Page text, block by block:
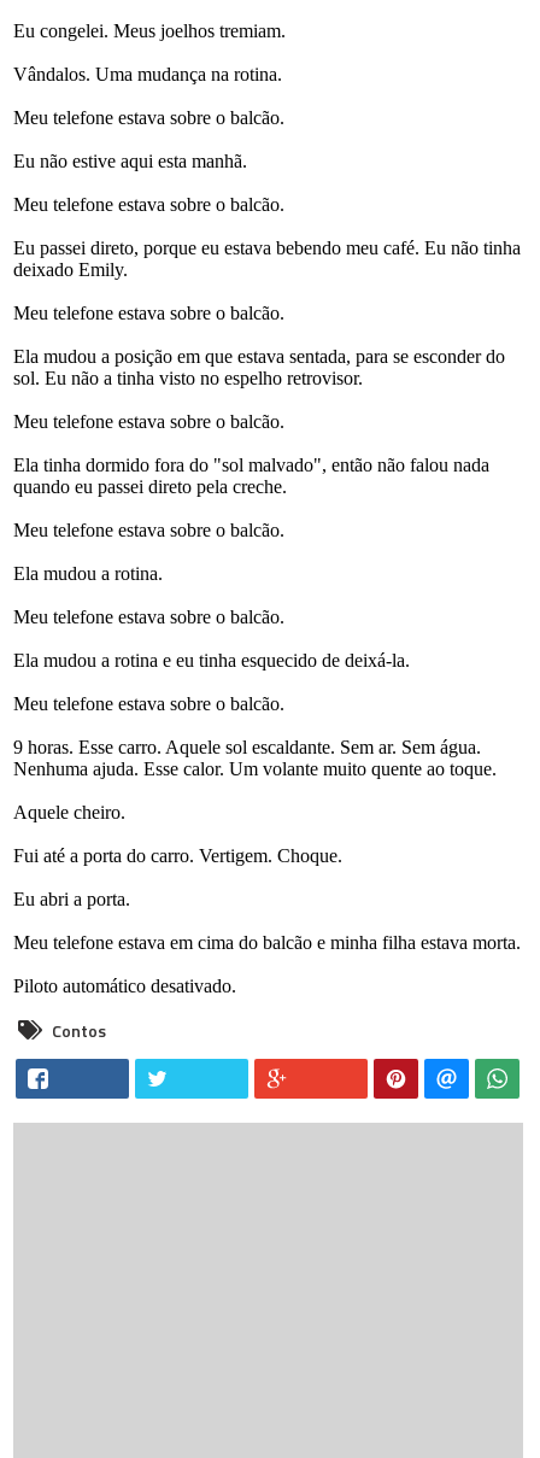
Eu congelei. Meus joelhos tremiam.
Vândalos. Uma mudança na rotina.
Meu telefone estava sobre o balcão.
Eu não estive aqui esta manhã.
Meu telefone estava sobre o balcão.
Eu passei direto, porque eu estava bebendo meu café. Eu não tinha
deixado Emily.
Meu telefone estava sobre o balcão.
Ela mudou a posição em que estava sentada, para se esconder do
sol. Eu não a tinha visto no espelho retrovisor.
Meu telefone estava sobre o balcão.
Ela tinha dormido fora do "sol malvado", então não falou nada
quando eu passei direto pela creche.
Meu telefone estava sobre o balcão.
Ela mudou a rotina.
Meu telefone estava sobre o balcão.
Ela mudou a rotina e eu tinha esquecido de deixá-la.
Meu telefone estava sobre o balcão.
9 horas. Esse carro. Aquele sol escaldante. Sem ar. Sem água.
Nenhuma ajuda. Esse calor. Um volante muito quente ao toque.
Aquele cheiro.
Fui até a porta do carro. Vertigem. Choque.
Eu abri a porta.
Meu telefone estava em cima do balcão e minha filha estava morta.
Piloto automático desativado.
Contos